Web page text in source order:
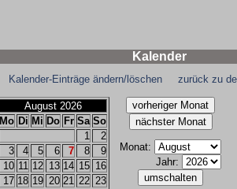
Kalender
Kalender-Einträge ändern/löschen zurück zu
August 2026
Mo Di Mi Do Fr Sa So
1
2
3
4 5 6 7 8
9
10 11 12 13 14 15 16
17 18 19 20 21 22 23
Monat:
Jahr: